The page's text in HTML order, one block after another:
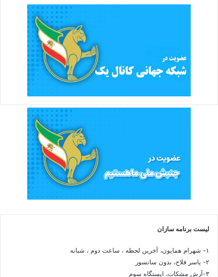
لیست برنامه سازان
۱- شهرام همایون، آخرین لحظه ، ساعت دوم ، شبانه
۲- یاسر فلاح، بدون سانسور
۳-آرش مشکات، ایستگاه سوم